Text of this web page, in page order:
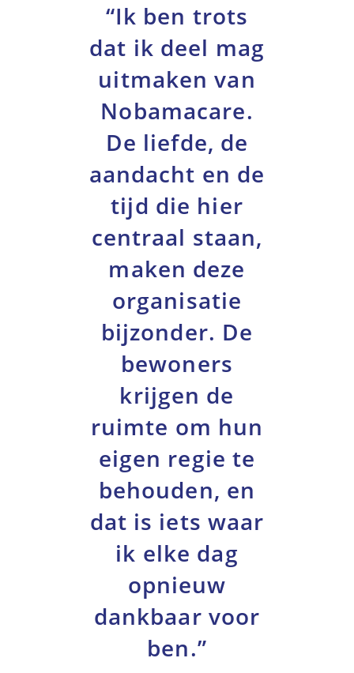
“Ik ben trots
dat ik deel mag
uitmaken van
Nobamacare.
De liefde, de
aandacht en de
tijd die hier
centraal staan,
maken deze
organisatie
bijzonder. De
bewoners
krijgen de
ruimte om hun
eigen regie te
behouden, en
dat is iets waar
ik elke dag
opnieuw
dankbaar voor
ben.”